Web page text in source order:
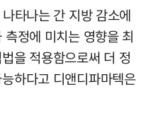
타나는 간 지방 감소에
정에 미치는 영향을 최
을 적용함으로써 더 정
하다고 디앤디파마텍은